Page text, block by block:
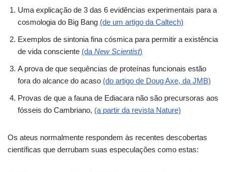
Uma explicação de 3 das 6 evidências experimentais para a
cosmologia do Big Bang (de um artigo da Caltech)
Exemplos de sintonia fina cósmica para permitir a existência
de vida consciente (da New Scientist)
A prova de que sequências de proteínas funcionais estão
fora do alcance do acaso (do artigo de Doug Axe, da JMB)
Provas de que a fauna de Ediacara não são precursoras aos
fósseis do Cambriano, (a partir da revista Nature)
Os ateus normalmente respondem às recentes descobertas
científicas que derrubam suas especulações como estas: